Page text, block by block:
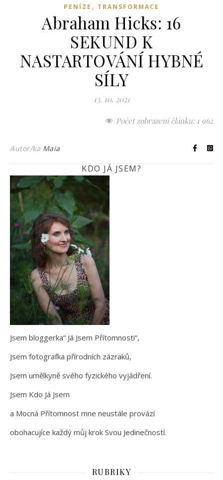
PENÍZE , TRANSFORMACE
Abraham Hicks: 16
SEKUND K
NASTARTOVÁNÍ HYBNÉ
SÍLY
13. 10. 2021
Počet zobrazení článku: 1 962
Autor/ka Maia
KDO JÁ JSEM?
Jsem bloggerka“ Já Jsem Přítomnosti“,
Jsem fotografka přírodních zázraků,
Jsem umělkyně svého fyzického vyjádření.
Jsem Kdo Já Jsem
a Mocná Přítomnost mne neustále provází
obohacujíce každý můj krok Svou Jedinečností.
RUBRIKY